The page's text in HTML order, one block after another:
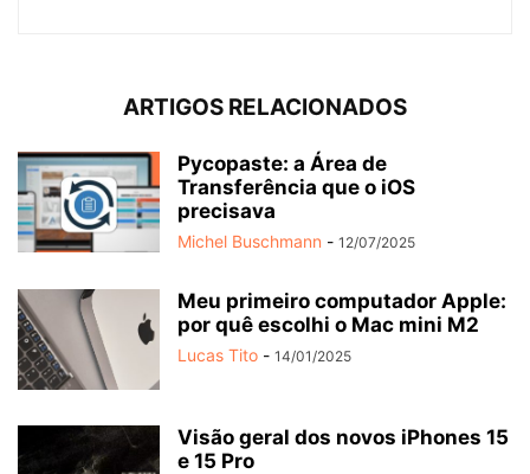
ARTIGOS RELACIONADOS
Pycopaste: a Área de
Transferência que o iOS
precisava
Michel Buschmann - 12/07/2025
Meu primeiro computador Apple:
por quê escolhi o Mac mini M2
Lucas Tito - 14/01/2025
Visão geral dos novos iPhones 15
e 15 Pro